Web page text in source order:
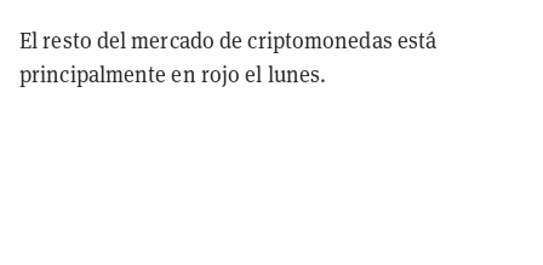
El resto del mercado de criptomonedas está
principalmente en rojo el lunes.